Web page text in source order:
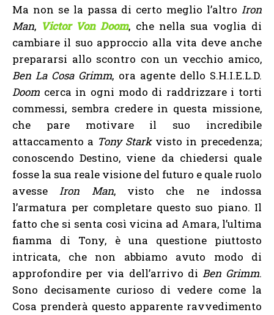
Ma non se la passa di certo meglio l’altro Iron
Man, Victor Von Doom, che nella sua voglia di
cambiare il suo approccio alla vita deve anche
prepararsi allo scontro con un vecchio amico,
Ben La Cosa Grimm, ora agente dello S.H.I.E.L.D.
Doom cerca in ogni modo di raddrizzare i torti
commessi, sembra credere in questa missione,
che pare motivare il suo incredibile
attaccamento a Tony Starkvisto in precedenza;
conoscendo Destino, viene da chiedersi quale
fosse la sua reale visione del futuro e quale ruolo
avesseIron Man, visto che ne indossa
l’armatura per completare questo suo piano. Il
fatto che si senta così vicina ad Amara, l’ultima
fiamma di Tony, è una questione piuttosto
intricata, che non abbiamo avuto modo di
approfondire per via dell’arrivo di Ben Grimm.
Sono decisamente curioso di vedere come la
Cosa prenderà questo apparente ravvedimento